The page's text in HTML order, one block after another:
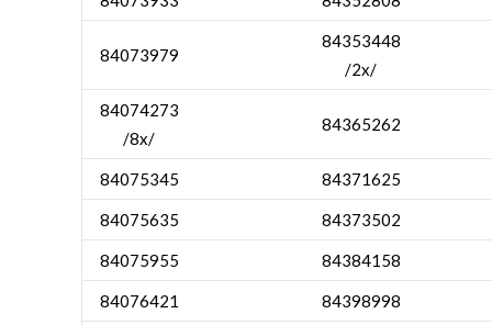
84073979
84353448
/2x/
84074273
/8x/
84365262
84075345 84371625
84075635 84373502
84075955 84384158
84076421 84398998